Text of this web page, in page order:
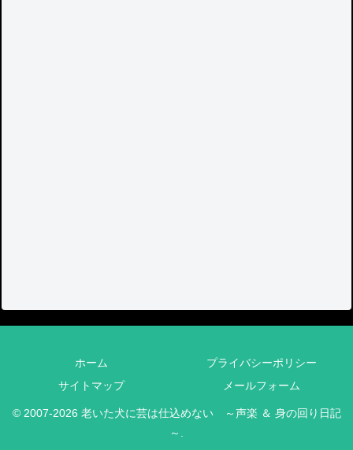
ホーム
プライバシーポリシー
サイトマップ
メールフォーム
© 2007-2026 老いた犬に芸は仕込めない ～声楽 ＆ 身の回り日記
～.